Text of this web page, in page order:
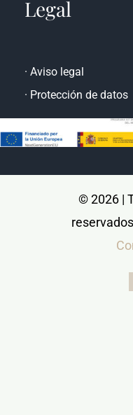
Legal
· Aviso legal
· Protección de datos
© 2026 |